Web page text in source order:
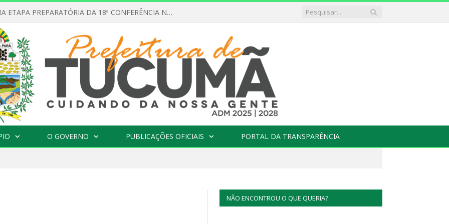
INSCRIÇÃO PARA ETAPA PREPARATÓRIA DA 18ª CONFERÊNCIA NACIONAL DE SAÚDE EM TUCUMÃ
O GOVERNO PUBLICAÇÕES OFICIAIS PORTAL DA TRANSPARÊNCIA
NÃO ENCONTROU O QUE QUERIA?